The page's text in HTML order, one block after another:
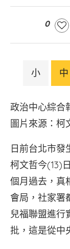
0
小 中
政治中心綜合
圖片來
日前台北市發
柯文哲今(13)
個月過去，真
會局，社家署
兒福聯盟進行
批，這是從中